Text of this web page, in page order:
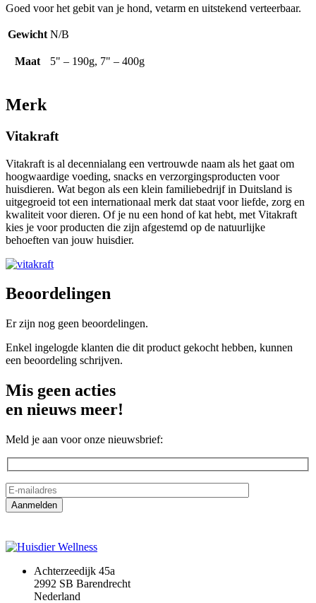
Goed voor het gebit van je hond, vetarm en uitstekend verteerbaar.
Gewicht N/B
Maat 5" – 190g, 7" – 400g
Merk
Vitakraft
Vitakraft is al decennialang een vertrouwde naam als het gaat om
hoogwaardige voeding, snacks en verzorgingsproducten voor
huisdieren. Wat begon als een klein familiebedrijf in Duitsland is
uitgegroeid tot een internationaal merk dat staat voor liefde, zorg en
kwaliteit voor dieren. Of je nu een hond of kat hebt, met Vitakraft
kies je voor producten die zijn afgestemd op de natuurlijke
behoeften van jouw huisdier.
Beoordelingen
Er zijn nog geen beoordelingen.
Enkel ingelogde klanten die dit product gekocht hebben, kunnen
een beoordeling schrijven.
Mis geen acties
en nieuws meer!
Meld je aan voor onze nieuwsbrief:
Achterzeedijk 45a
2992 SB Barendrecht
Nederland